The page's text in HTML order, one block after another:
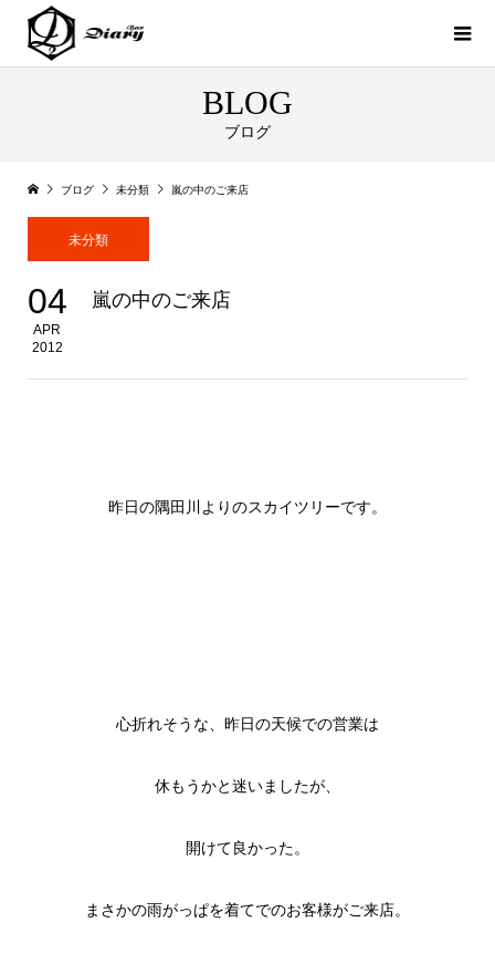
BLOG
ブログ
ブログ 未分類 嵐の中のご来店
未分類
04
APR
2012
嵐の中のご来店
昨日の隅田川よりのスカイツリーです。
心折れそうな、昨日の天候での営業は
休もうかと迷いましたが、
開けて良かった。
まさかの雨がっぱを着てでのお客様がご来店。